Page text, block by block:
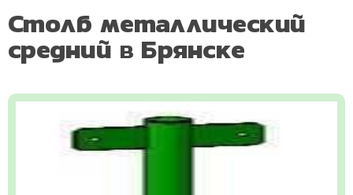
Столб металлический
средний в Брянске